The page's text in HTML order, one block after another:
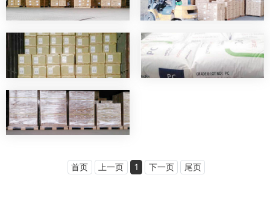
首页 上一页 1 下一页 尾页